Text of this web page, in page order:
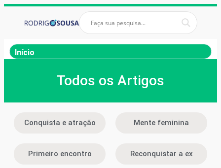
Início
Todos os Artigos
Conquista e atração Mente feminina
Primeiro encontro Reconquistar a ex